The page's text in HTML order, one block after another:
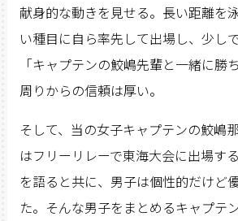
献身的な動きを見せる。長い距離を
い種目に自ら率先して出場し、少し
「キャプテンの鮫嶋先輩と一緒に勝
周りからの信頼は厚い。
そして、当の女子キャプテンの鮫嶋
はフリーリレーで東海大会に出場す
を語ると共に、男子は個性的だけど
た。そんな男子をまとめるキャプテ